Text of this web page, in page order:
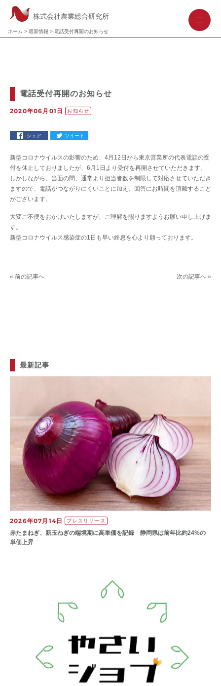
株式会社農業総合研究所
ホーム > 最新情報 > 電話受付再開のお知らせ
--
電話受付再開のお知らせ
2020年06月01日 お知らせ
シェア ツイート
新型コロナウイルスの影響のため、4月12日から東京営業所の代表電話の受
付を休止しておりましたが、6月1日より受付を再開させていただきます。
しかしながら、当面の間、通常より担当者数を制限して対応させていただき
ますので、電話がつながりにくいことに加え、回答にお時間を頂戴すること
がございます。
大変ご不便をおかけいたしますが、ご理解を賜りますようお願い申し上げま
す。
新型コロナウイルス感染症の1日も早い終息を心より願っております。
次の記事へ »
« 前の記事へ
最新記事
2026年07月14日 プレスリリース
赤たまねぎ、新玉ねぎの端境期に高単価を記録 静岡県は前年比約24%の
単価上昇